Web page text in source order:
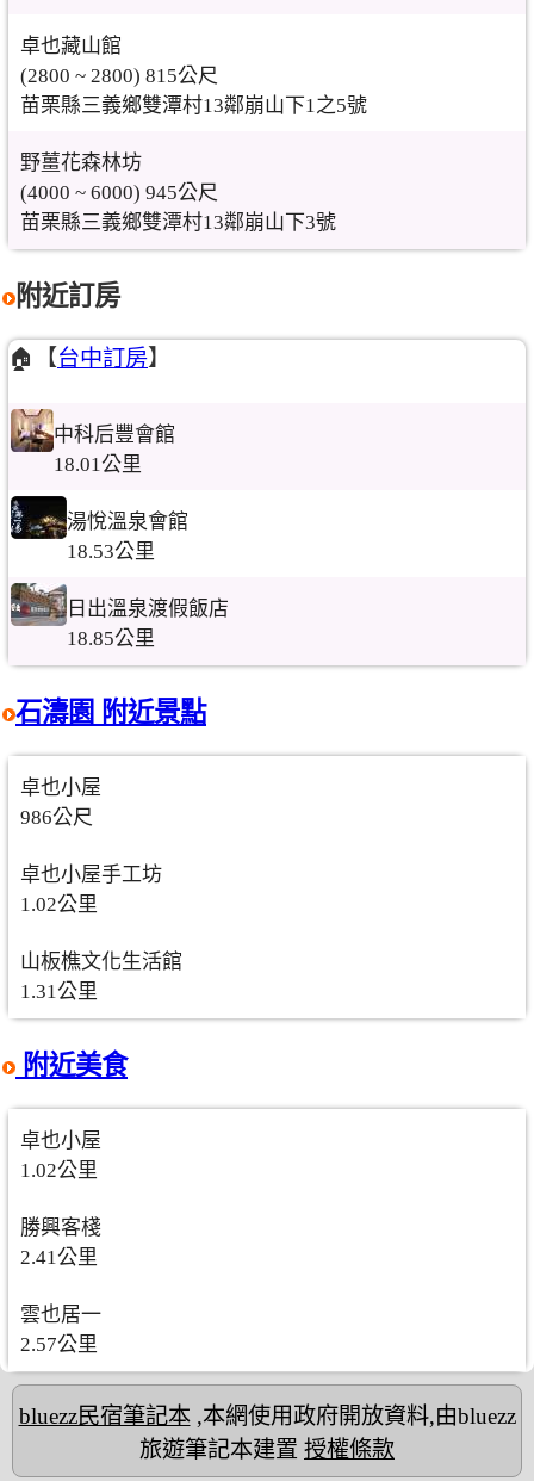
卓也藏山館
(2800 ~ 2800) 815公尺
苗栗縣三義鄉雙潭村13鄰崩山下1之5號
野薑花森林坊
(4000 ~ 6000) 945公尺
苗栗縣三義鄉雙潭村13鄰崩山下3號
附近訂房
🏠【台中訂房】
中科后豐會館
18.01公里
湯悅溫泉會館
18.53公里
日出溫泉渡假飯店
18.85公里
石濤園 附近景點
卓也小屋
986公尺
卓也小屋手工坊
1.02公里
山板樵文化生活館
1.31公里
附近美食
卓也小屋
1.02公里
勝興客棧
2.41公里
雲也居一
2.57公里
bluezz民宿筆記本,本網使用政府開放資料,由bluezz
旅遊筆記本建置 授權條款